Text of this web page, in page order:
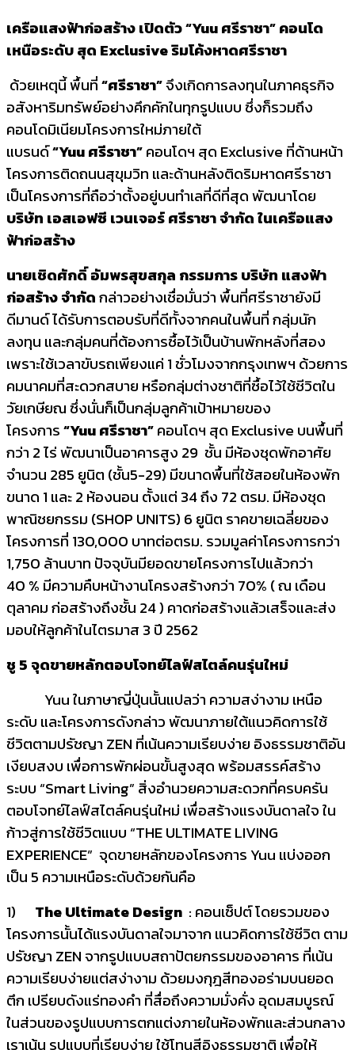
เครือแสงฟ้าก่อสร้าง เปิดตัว “Yuu ศรีราชา” คอนโด
เหนือระดับ สุด Exclusive ริมโค้งหาดศรีราชา
ด้วยเหตุนี้ พื้นที่“ศรีราชา”จึงเกิดการลงทุนในภาคธุรกิจ
อสังหาริมทรัพย์อย่างคึกคักในทุกรูปแบบ ซึ่งก็รวมถึง
คอนโดมิเนียมโครงการใหม่ภายใต้
แบรนด์“Yuu ศรีราชา”คอนโดฯ สุด Exclusive ที่ด้านหน้า
โครงการติดถนนสุขุมวิท และด้านหลังติดริมหาดศรีราชา
เป็นโครงการที่ถือว่าตั้งอยู่บนทำเลที่ดีที่สุด พัฒนาโดย
บริษัท เอสเอฟซี เวนเจอร์ ศรีราชา จำกัด ในเครือแสง
ฟ้าก่อสร้าง
นายเชิดศักดิ์ อัมพรสุขสกุล กรรมการ บริษัท แสงฟ้า
ก่อสร้าง จำกัดกล่าวอย่างเชื่อมั่นว่า พื้นที่ศรีราชายังมี
ดีมานด์ ได้รับการตอบรับที่ดีทั้งจากคนในพื้นที่ กลุ่มนัก
ลงทุน และกลุ่มคนที่ต้องการซื้อไว้เป็นบ้านพักหลังที่สอง
เพราะใช้เวลาขับรถเพียงแค่ 1 ชั่วโมงจากกรุงเทพฯ ด้วยการ
คมนาคมที่สะดวกสบาย หรือกลุ่มต่างชาติที่ซื้อไว้ใช้ชีวิตใน
วัยเกษียณ ซึ่งนั่นก็เป็นกลุ่มลูกค้าเป้าหมายของ
โครงการ“Yuu ศรีราชา”คอนโดฯ สุด Exclusive บนพื้นที่
กว่า 2 ไร่ พัฒนาเป็นอาคารสูง 29 ชั้น มีห้องชุดพักอาศัย
จำนวน 285 ยูนิต (ชั้น5-29) มีขนาดพื้นที่ใช้สอยในห้องพัก
ขนาด 1 และ 2 ห้องนอน ตั้งแต่ 34 ถึง 72 ตรม. มีห้องชุด
พาณิชยกรรม (SHOP UNITS) 6 ยูนิต ราคขายเฉลี่ยของ
โครงการที่ 130,000 บาทต่อตรม. รวมมูลค่าโครงการกว่า
1,750 ล้านบาท ปัจจุบันมียอดขายโครงการไปแล้วกว่า
40 % มีความคืบหน้างานโครงสร้างกว่า 70% ( ณ เดือน
ตุลาคม ก่อสร้างถึงชั้น 24 ) คาดก่อสร้างแล้วเสร็จและส่ง
มอบให้ลูกค้าในไตรมาส 3 ปี 2562
ชู 5 จุดขายหลักตอบโจทย์ไลฟ์สไตล์คนรุ่นใหม่
Yuu ในภาษาญี่ปุ่นนั้นแปลว่า ความสง่างาม เหนือ
ระดับ และโครงการดังกล่าว พัฒนาภายใต้แนวคิดการใช้
ชีวิตตามปรัชญา ZEN ที่เน้นความเรียบง่าย อิงธรรมชาติอัน
เงียบสงบ เพื่อการพักผ่อนขั้นสูงสุด พร้อมสรรค์สร้าง
ระบบ “Smart Living” สิ่งอำนวยความสะดวกที่ครบครัน
ตอบโจทย์ไลฟ์สไตล์คนรุ่นใหม่ เพื่อสร้างแรงบันดาลใจ ใน
ก้าวสู่การใช้ชีวิตแบบ “THE ULTIMATE LIVING
EXPERIENCE” จุดขายหลักของโครงการ Yuu แบ่งออก
เป็น 5 ความเหนือระดับด้วยกันคือ
1) The Ultimate Design : คอนเซ็ปต์ โดยรวมของ
โครงการนั้นได้แรงบันดาลใจมาจาก แนวคิดการใช้ชีวิต ตาม
ปรัชญา ZEN จากรูปแบบสถาปัตยกรรมของอาคาร ที่เน้น
ความเรียบง่ายแต่สง่างาม ด้วยมงกุฎสีทองอร่ามบนยอด
ตึก เปรียบดังแร่ทองคำ ที่สื่อถึงความมั่งคั่ง อุดมสมบูรณ์
ในส่วนของรูปแบบการตกแต่งภายในห้องพักและส่วนกลาง
เราเน้น รูปแบบที่เรียบง่าย ใช้โทนสีอิงธรรมชาติ เพื่อให้